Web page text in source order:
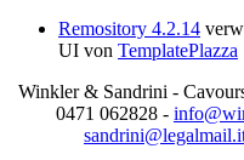
Remository 4.2.14
UI von TemplatePlazza
Winkler & Sandrini -
0471 062828 -